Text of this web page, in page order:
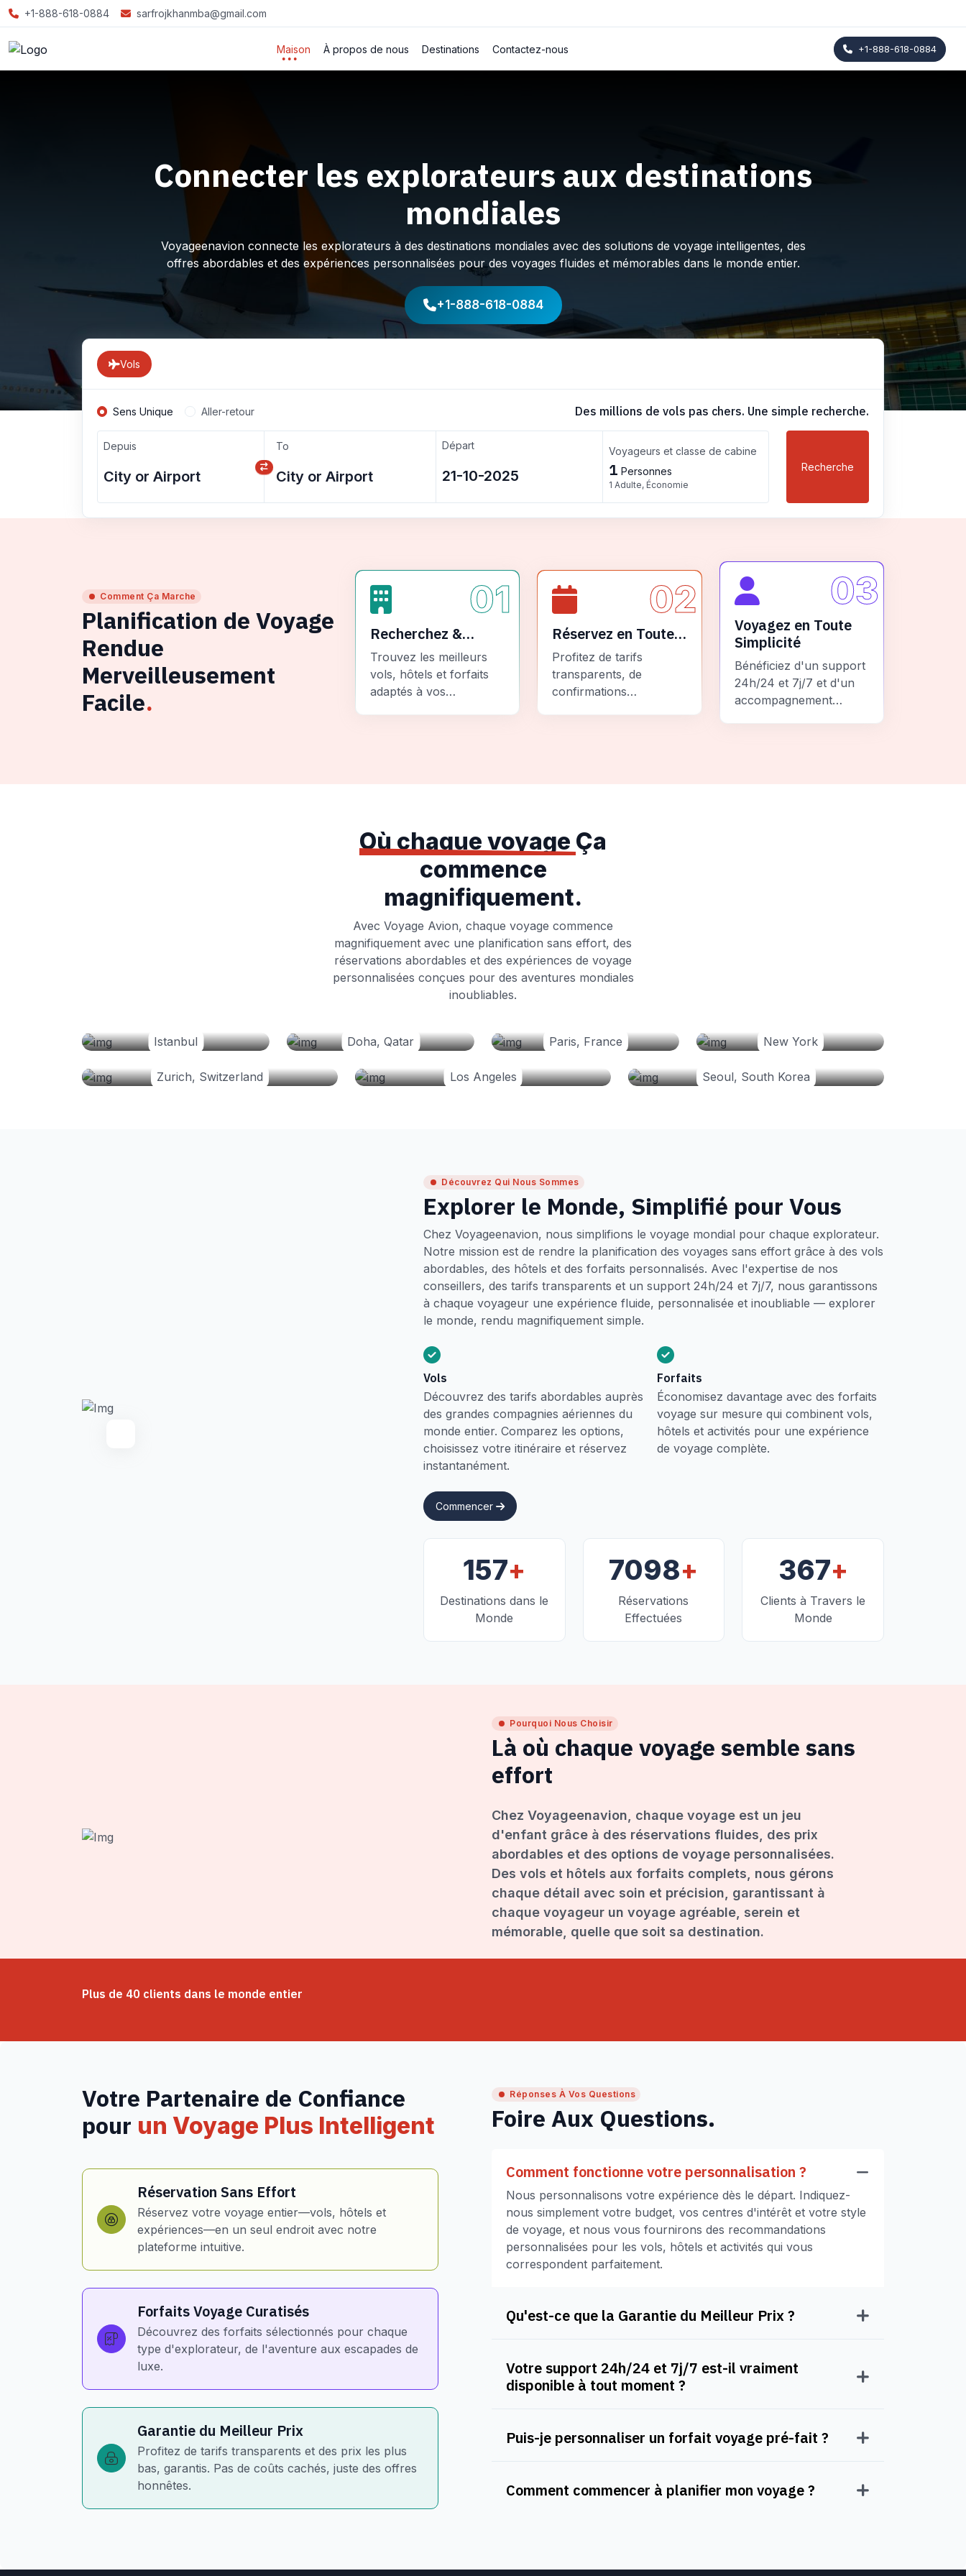
+1-888-618-0884 sarfrojkhanmba@gmail.com
Maison À propos de nous Destinations Contactez-nous +1-888-618-0884
Connecter les explorateurs aux destinations
mondiales
Voyageenavion connecte les explorateurs à des destinations mondiales avec des solutions de voyage intelligentes, des
offres abordables et des expériences personnalisées pour des voyages fluides et mémorables dans le monde entier.
+1-888-618-0884
Vols
Sens Unique Aller-retour Des millions de vols pas chers. Une simple recherche.
Depuis To Départ Voyageurs et classe de cabine
1 Personnes
1 Adulte, Économie
Recherche
Comment Ça Marche
Planification de Voyage
Rendue
Merveilleusement
Facile.
01
Recherchez &
Comparez
Trouvez les meilleurs
vols, hôtels et forfaits
adaptés à vos
02
Réservez en Toute
Sécurité
Profitez de tarifs
transparents, de
confirmations
03
Voyagez en Toute
Simplicité
Bénéficiez d'un support
24h/24 et 7j/7 et d'un
accompagnement
Où chaque voyage Ça
commence
magnifiquement.
Avec Voyage Avion, chaque voyage commence
magnifiquement avec une planification sans effort, des
réservations abordables et des expériences de voyage
personnalisées conçues pour des aventures mondiales
inoubliables.
Istanbul Doha, Qatar Paris, France New York
Zurich, Switzerland Los Angeles Seoul, South Korea
Découvrez Qui Nous Sommes
Explorer le Monde, Simplifié pour Vous
Chez Voyageenavion, nous simplifions le voyage mondial pour chaque explorateur.
Notre mission est de rendre la planification des voyages sans effort grâce à des vols
abordables, des hôtels et des forfaits personnalisés. Avec l'expertise de nos
conseillers, des tarifs transparents et un support 24h/24 et 7j/7, nous garantissons
à chaque voyageur une expérience fluide, personnalisée et inoubliable — explorer
le monde, rendu magnifiquement simple.
Vols
Découvrez des tarifs abordables auprès
des grandes compagnies aériennes du
monde entier. Comparez les options,
choisissez votre itinéraire et réservez
instantanément.
Forfaits
Économisez davantage avec des forfaits
voyage sur mesure qui combinent vols,
hôtels et activités pour une expérience
de voyage complète.
Commencer
157+
Destinations dans le
Monde
7098+
Réservations
Effectuées
367+
Clients à Travers le
Monde
Pourquoi Nous Choisir
Là où chaque voyage semble sans
effort
Chez Voyageenavion, chaque voyage est un jeu
d'enfant grâce à des réservations fluides, des prix
abordables et des options de voyage personnalisées.
Des vols et hôtels aux forfaits complets, nous gérons
chaque détail avec soin et précision, garantissant à
chaque voyageur un voyage agréable, serein et
mémorable, quelle que soit sa destination.
Plus de 40 clients dans le monde entier
Votre Partenaire de Confiance
pour un Voyage Plus Intelligent
Réservation Sans Effort
Réservez votre voyage entier—vols, hôtels et
expériences—en un seul endroit avec notre
plateforme intuitive.
Forfaits Voyage Curatisés
Découvrez des forfaits sélectionnés pour chaque
type d'explorateur, de l'aventure aux escapades de
luxe.
Garantie du Meilleur Prix
Profitez de tarifs transparents et des prix les plus
bas, garantis. Pas de coûts cachés, juste des offres
honnêtes.
Réponses À Vos Questions
Foire Aux Questions.
Comment fonctionne votre personnalisation ?
Nous personnalisons votre expérience dès le départ. Indiquez-
nous simplement votre budget, vos centres d'intérêt et votre style
de voyage, et nous vous fournirons des recommandations
personnalisées pour les vols, hôtels et activités qui vous
correspondent parfaitement.
Qu'est-ce que la Garantie du Meilleur Prix ?
Votre support 24h/24 et 7j/7 est-il vraiment
disponible à tout moment ?
Puis-je personnaliser un forfait voyage pré-fait ?
Comment commencer à planifier mon voyage ?